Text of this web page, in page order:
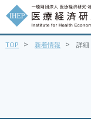
TOP > 新着情報 > 詳細